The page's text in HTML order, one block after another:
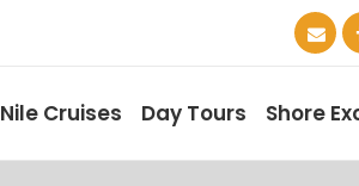
Nile Cruises Day Tours Shore